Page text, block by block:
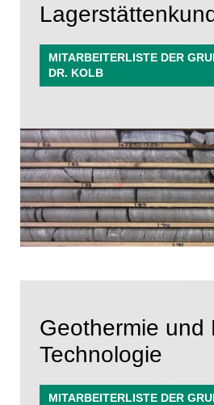
MITARBEITERLISTE DER
DR. KOLB
Geothermie und
Technologie
MITARBEITERLISTE DER